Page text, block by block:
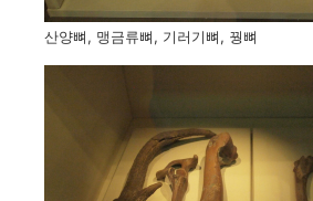
산양뼈, 맹금류뼈, 기러기뼈, 꿩뼈